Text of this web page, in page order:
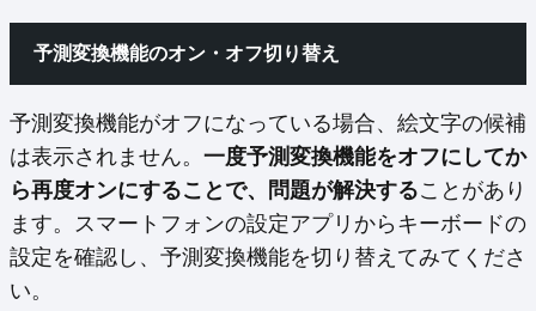
予測変換機能のオン・オフ切り替え
予測変換機能がオフになっている場合、絵文字の候補
は表示されません。 一度予測変換機能をオフにしてか
ら再度オンにすることで、問題が解決することがあり
ます。スマートフォンの設定アプリからキーボードの
設定を確認し、予測変換機能を切り替えてみてくださ
い。